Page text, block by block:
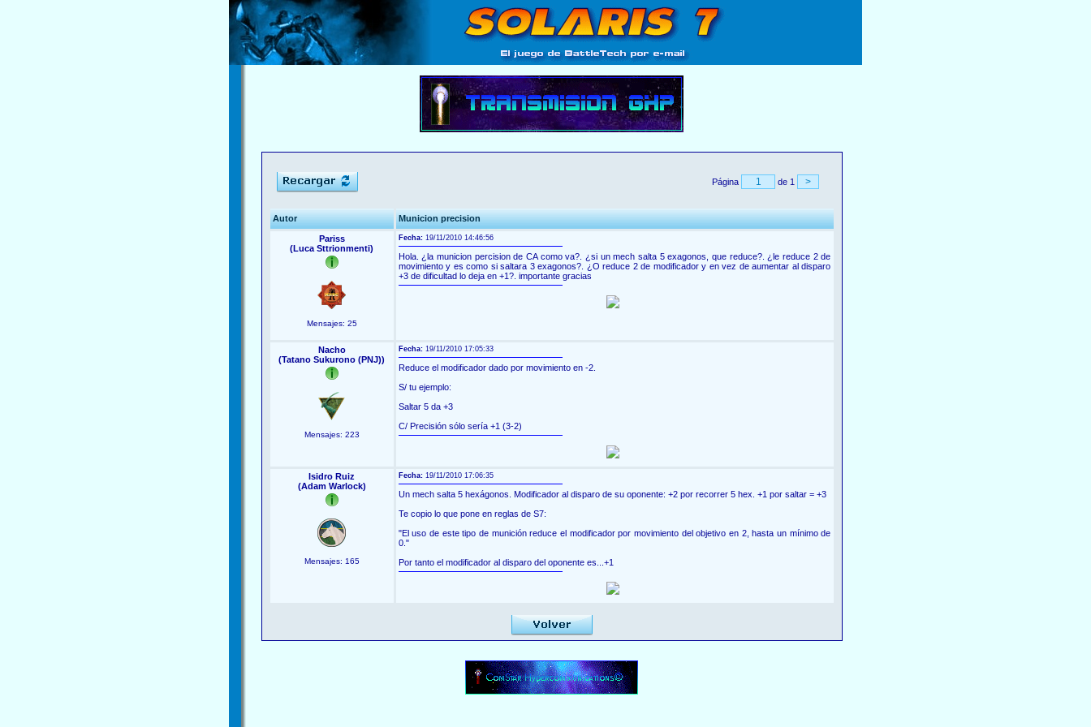
Página de 1
Autor Municion precision
Pariss
(Luca Sttrionmenti)
Mensajes: 25
Fecha: 19/11/2010 14:46:56
Hola. ¿la municion percision de CA como va?. ¿si un mech salta 5 exagonos, que reduce?. ¿le reduce 2 de
movimiento y es como si saltara 3 exagonos?. ¿O reduce 2 de modificador y en vez de aumentar al disparo
+3 de dificultad lo deja en +1?. importante gracias
Nacho
(Tatano Sukurono (PNJ))
Mensajes: 223
Fecha: 19/11/2010 17:05:33
Reduce el modificador dado por movimiento en -2.
S/ tu ejemplo:
Saltar 5 da +3
C/ Precisión sólo sería +1 (3-2)
Isidro Ruiz
(Adam Warlock)
Mensajes: 165
Fecha: 19/11/2010 17:06:35
Un mech salta 5 hexágonos. Modificador al disparo de su oponente: +2 por recorrer 5 hex. +1 por saltar = +3
Te copio lo que pone en reglas de S7:
"El uso de este tipo de munición reduce el modificador por movimiento del objetivo en 2, hasta un mínimo de
0."
Por tanto el modificador al disparo del oponente es...+1